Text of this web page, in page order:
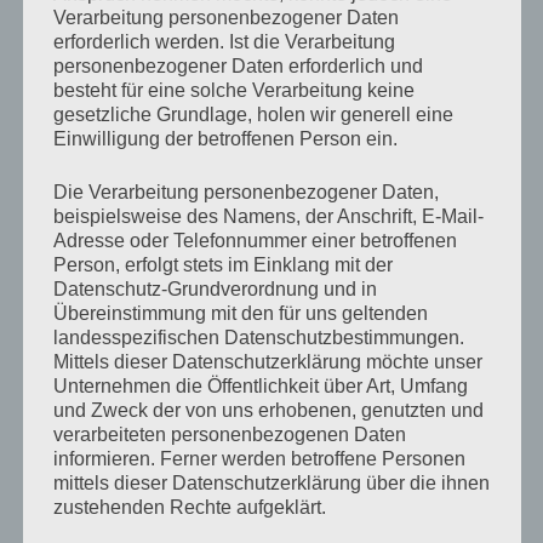
Wenn und Aber in voller Höhe weitergezahlt werden –
aber immer unter der Bedingung, dass die Notbetreuung
auch sichergestellt ist.
an Möglichkeiten, um dem Bedarf im Sinne der
Kinderbetreuung nachzukommen. Wir appellieren nun
an die örtlichen Träger der Kindertagesstätten, diesen
Weg mit uns gemeinsam zu gehen und den Rahmen, den
das Land gesetzt hat, auch auszufüllen. Eltern und
Kinder brauchen wieder die erfolgreiche
Kinderbetreuung in den Kindertagesstätten!
Facebook Share on X
Verarbeitung personenbezogener Daten
erforderlich werden. Ist die Verarbeitung
personenbezogener Daten erforderlich und
besteht für eine solche Verarbeitung keine
gesetzliche Grundlage, holen wir generell eine
Einwilligung der betroffenen Person ein.
Die Verarbeitung personenbezogener Daten,
beispielsweise des Namens, der Anschrift, E-Mail-
Adresse oder Telefonnummer einer betroffenen
Person, erfolgt stets im Einklang mit der
Datenschutz-Grundverordnung und in
Übereinstimmung mit den für uns geltenden
landesspezifischen Datenschutzbestimmungen.
Mittels dieser Datenschutzerklärung möchte unser
Unternehmen die Öffentlichkeit über Art, Umfang
und Zweck der von uns erhobenen, genutzten und
verarbeiteten personenbezogenen Daten
informieren. Ferner werden betroffene Personen
mittels dieser Datenschutzerklärung über die ihnen
zustehenden Rechte aufgeklärt.